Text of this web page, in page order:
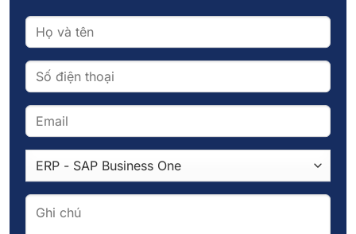
DANH MỤC
Chưa phân loại(10)
Chuyên đề(399)
Kiến thức(405)
Tin tức
(494)